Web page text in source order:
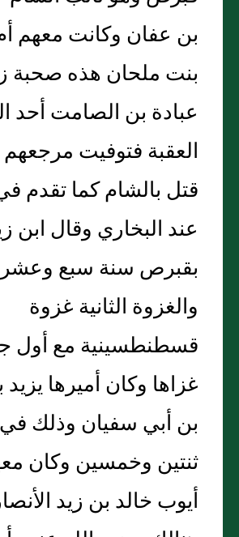
بن عفان وكانت معهم
بنت ملحان هذه صحبة
عبادة بن الصامت أحد
العقبة فتوفيت
قتل بالشام كما تقدم
عند البخاري وقال ابن
بقبرص سنة سبع
والغزوة الثانية غزوة
قسطنطسينية مع
غزاها وكان أميرها
بن أبي سفيان وذلك
ثنتين وخمسين وكان
أيوب خالد بن زيد